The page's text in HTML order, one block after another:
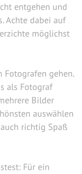
entgehen und
Achte dabei auf
möglichst
Fotografen gehen.
als Fotograf
Bilder
auswählen
richtig Spaß
Für ein